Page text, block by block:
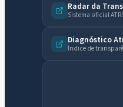
Radar da
Sistema oficial
Diagnóstico
Índice de
IntGest AI
Assistente do Portal